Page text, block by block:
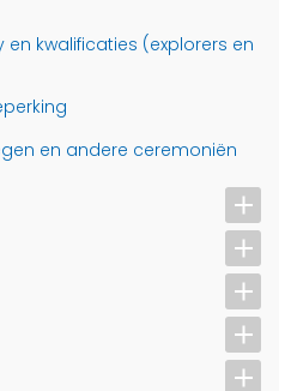
kwalificaties (explorers en
en andere ceremoniën